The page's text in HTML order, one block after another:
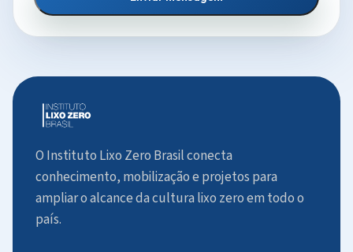
O Instituto Lixo Zero Brasil conecta
conhecimento, mobilização e projetos para
ampliar o alcance da cultura lixo zero em todo o
país.